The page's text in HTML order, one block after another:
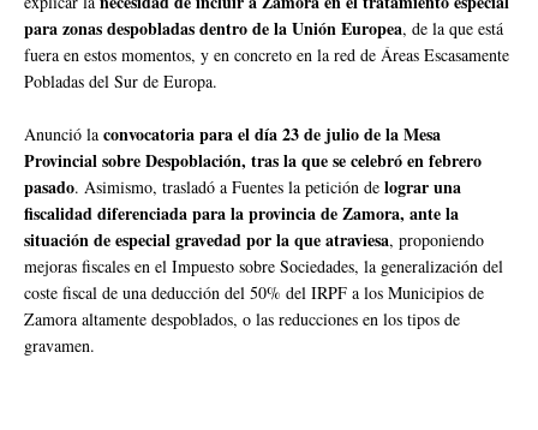
para zonas despobladas dentro de la Unión Europea, de la que está
fuera en estos momentos, y en concreto en la red de Áreas Escasamente
Pobladas del Sur de Europa.
Anunció la convocatoria para el día 23 de julio de la Mesa
Provincial sobre Despoblación, tras la que se celebró en febrero
pasado. Asimismo, trasladó a Fuentes la petición de lograr una
fiscalidad diferenciada para la provincia de Zamora, ante la
situación de especial gravedad por la que atraviesa, proponiendo
mejoras fiscales en el Impuesto sobre Sociedades, la generalización del
coste fiscal de una deducción del 50% del IRPF a los Municipios de
Zamora altamente despoblados, o las reducciones en los tipos de
gravamen.